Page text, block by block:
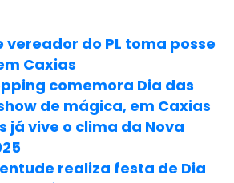
vereador do PL toma posse
Caxias
comemora Dia das
de mágica, em Caxias
já vive o clima da Nova
realiza festa de Dia